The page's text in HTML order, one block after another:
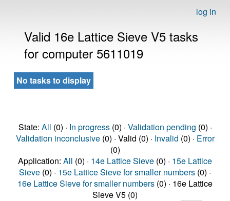
log in
Valid 16e Lattice Sieve V5 tasks
for computer 5611019
No tasks to display
State: All (0) · In progress(0) · Validation pending (0) ·
Validation inconclusive(0) · Valid (0) · Invalid (0) · Error
(0)
Application: All (0) · 14e Lattice Sieve (0) · 15e Lattice
Sieve (0) · 15e Lattice Sieve for smaller numbers (0) ·
16e Lattice Sieve for smaller numbers (0) · 16e Lattice
Sieve V5 (0)